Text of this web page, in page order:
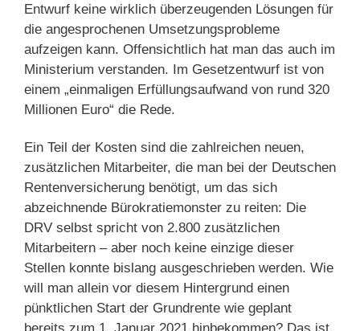
Entwurf keine wirklich überzeugenden Lösungen für
die angesprochenen Umsetzungsprobleme
aufzeigen kann. Offensichtlich hat man das auch im
Ministerium verstanden. Im Gesetzentwurf ist von
einem „einmaligen Erfüllungsaufwand von rund 320
Millionen Euro“ die Rede.
Ein Teil der Kosten sind die zahlreichen neuen,
zusätzlichen Mitarbeiter, die man bei der Deutschen
Rentenversicherung benötigt, um das sich
abzeichnende Bürokratiemonster zu reiten: Die
DRV selbst spricht von 2.800 zusätzlichen
Mitarbeitern – aber noch keine einzige dieser
Stellen konnte bislang ausgeschrieben werden. Wie
will man allein vor diesem Hintergrund einen
pünktlichen Start der Grundrente wie geplant
bereits zum 1. Januar 2021 hinbekommen? Das ist